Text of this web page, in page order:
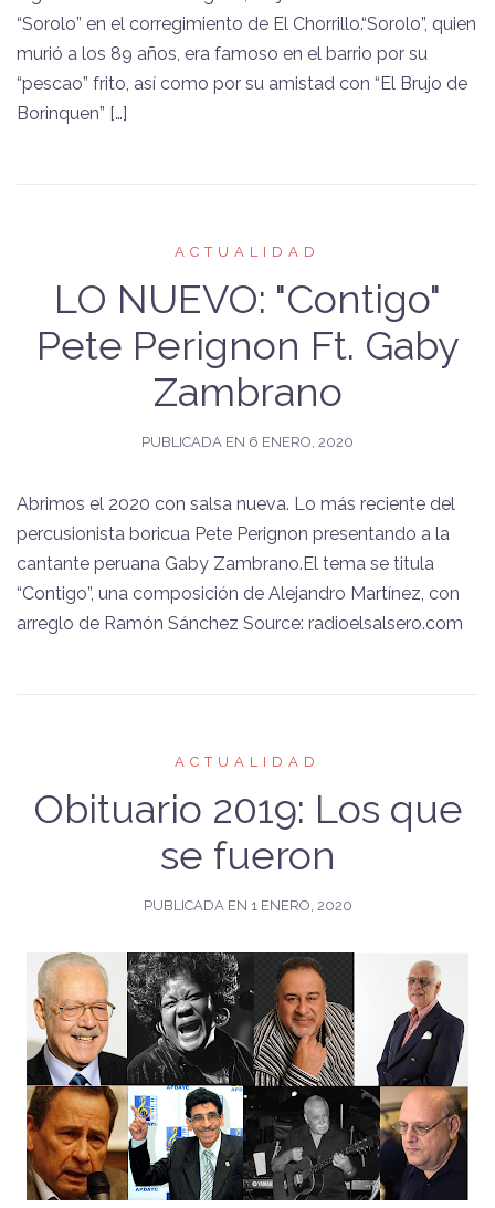
“Sorolo” en el corregimiento de El Chorrillo.“Sorolo”, quien
murió a los 89 años, era famoso en el barrio por su
“pescao” frito, así como por su amistad con “El Brujo de
Borinquen” […]
ACTUALIDAD
LO NUEVO: "Contigo"
Pete Perignon Ft. Gaby
Zambrano
PUBLICADA EN 6 ENERO, 2020
Abrimos el 2020 con salsa nueva. Lo más reciente del
percusionista boricua Pete Perignon presentando a la
cantante peruana Gaby Zambrano.El tema se titula
“Contigo”, una composición de Alejandro Martínez, con
arreglo de Ramón Sánchez Source: radioelsalsero.com
ACTUALIDAD
Obituario 2019: Los que
se fueron
PUBLICADA EN 1 ENERO, 2020